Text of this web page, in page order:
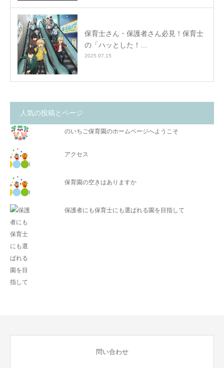
保育士さん・保護者さん必見！保育士
の「ハッとした！…
2025.07.15
人気の投稿とページ
のいちご保育園のホームページへようこそ
アクセス
保育園の空きはありますか
保護者にも保育士にも選ばれる園を目指して
問い合わせ